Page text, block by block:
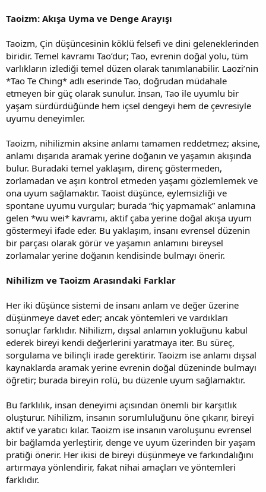
Taoizm: Akışa Uyma ve Denge Arayışı
Taoizm, Çin düşüncesinin köklü felsefi ve dini geleneklerinden
biridir. Temel kavramı Tao’dur; Tao, evrenin doğal yolu, tüm
varlıkların izlediği temel düzen olarak tanımlanabilir. Laozi’nin
*Tao Te Ching* adlı eserinde Tao, doğrudan müdahale
etmeyen bir güç olarak sunulur. İnsan, Tao ile uyumlu bir
yaşam sürdürdüğünde hem içsel dengeyi hem de çevresiyle
uyumu deneyimler.
Taoizm, nihilizmin aksine anlamı tamamen reddetmez; aksine,
anlamı dışarıda aramak yerine doğanın ve yaşamın akışında
bulur. Buradaki temel yaklaşım, direnç göstermeden,
zorlamadan ve aşırı kontrol etmeden yaşamı gözlemlemek ve
ona uyum sağlamaktır. Taoist düşünce, eylemsizliği ve
spontane uyumu vurgular; burada “hiç yapmamak” anlamına
gelen *wu wei* kavramı, aktif çaba yerine doğal akışa uyum
göstermeyi ifade eder. Bu yaklaşım, insanı evrensel düzenin
bir parçası olarak görür ve yaşamın anlamını bireysel
zorlamalar yerine doğanın kendisinde bulmayı önerir.
Nihilizm ve Taoizm Arasındaki Farklar
Her iki düşünce sistemi de insanı anlam ve değer üzerine
düşünmeye davet eder; ancak yöntemleri ve vardıkları
sonuçlar farklıdır. Nihilizm, dışsal anlamın yokluğunu kabul
ederek bireyi kendi değerlerini yaratmaya iter. Bu süreç,
sorgulama ve bilinçli irade gerektirir. Taoizm ise anlamı dışsal
kaynaklarda aramak yerine evrenin doğal düzeninde bulmayı
öğretir; burada bireyin rolü, bu düzenle uyum sağlamaktır.
Bu farklılık, insan deneyimi açısından önemli bir karşıtlık
oluşturur. Nihilizm, insanın sorumluluğunu öne çıkarır, bireyi
aktif ve yaratıcı kılar. Taoizm ise insanın varoluşunu evrensel
bir bağlamda yerleştirir, denge ve uyum üzerinden bir yaşam
pratiği önerir. Her ikisi de bireyi düşünmeye ve farkındalığını
artırmaya yönlendirir, fakat nihai amaçları ve yöntemleri
farklıdır.